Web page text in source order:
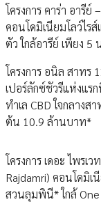
โครงการ คาร่า อารีย์
คอนโดมิเนียมโลว์ไ
ตัว ใกล้อารีย์ เพียง
โครงการ อนิล สาทร
เปอร์ลักซ์ชัวรีแห่งแร
ทำเล CBD ใจกลางส
ต้น 10.9 ล้านบาท*
โครงการ เดอะ ไพรเ
Rajdamri) คอนโดมิเ
สวนลุมพินี* ใกล้